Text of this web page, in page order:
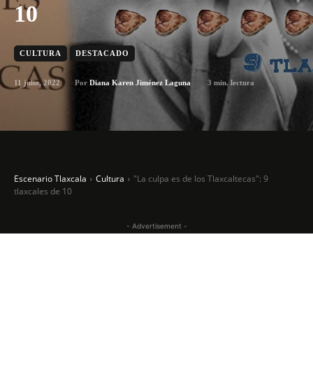
10
CULTURA DESTACADO
11 julio, 2022 Por Diana Karen Jiménez Laguna 3 min. lectura
Escenario Tlaxcala Cultura
"La culpa es de los Tlaxcaltecas": 9
tlaxcales de 10
- Advertisement -